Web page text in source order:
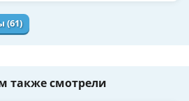
(61)
также смотрели